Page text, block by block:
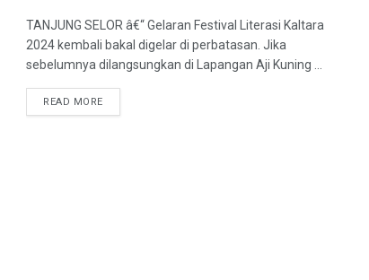
TANJUNG SELOR â€“ Gelaran Festival Literasi Kaltara
2024 kembali bakal digelar di perbatasan. Jika
sebelumnya dilangsungkan di Lapangan Aji Kuning ...
READ MOREDETAILS